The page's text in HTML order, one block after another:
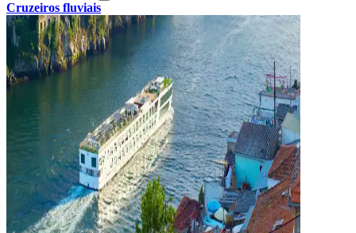
Cruzeiros fluviais